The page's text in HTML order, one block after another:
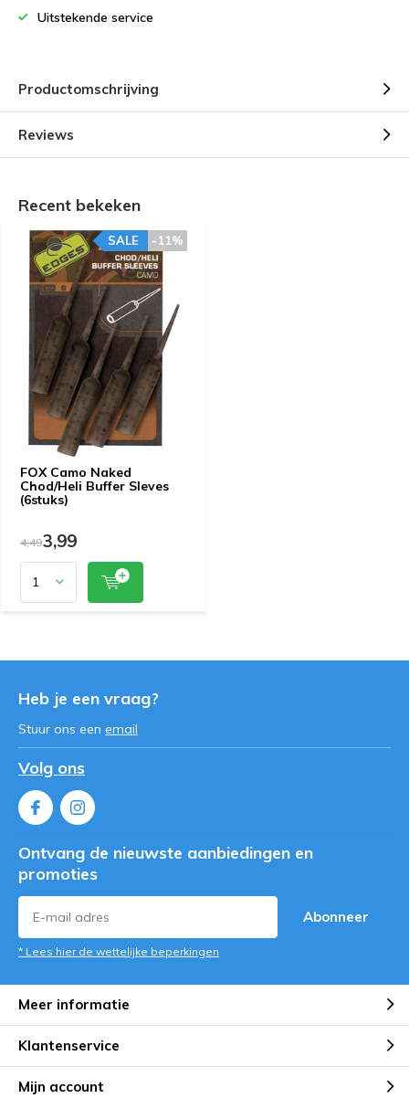
Uitstekende service
Productomschrijving
Reviews
Recent bekeken
FOX Camo Naked
Chod/Heli Buffer Sleves
(6stuks)
-11%
SALE
4,493,99
Heb je een vraag?
Stuur ons een email
Volg ons
Ontvang de nieuwste aanbiedingen en
promoties
Abonneer
* Lees hier de wettelijke beperkingen
Meer informatie
Klantenservice
Mijn account